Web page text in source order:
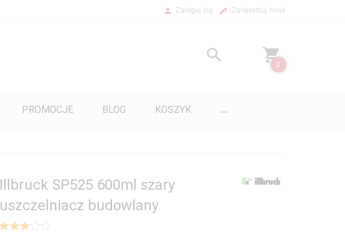
Zaloguj się Zarejestruj mnie
0
PROMOCJE BLOG KOSZYK ...
Illbruck SP525 600ml szary
uszczelniacz budowlany